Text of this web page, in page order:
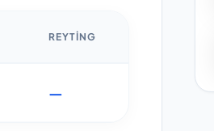
REYTING
—